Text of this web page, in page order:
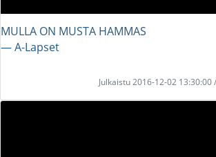
MULLA ON MUSTA HAMMAS
― A-Lapset
Julkaistu 2016-12-02